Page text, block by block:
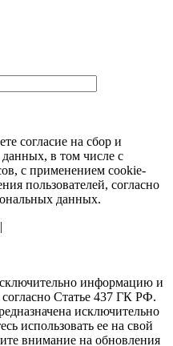
согласие на сбор и
в том числе с
с применением cookie-
пользователей, согласно
данных.
|
информацию и
Статье 437 ГК РФ.
исключительно
использовать ее на свой
внимание на обновления